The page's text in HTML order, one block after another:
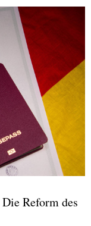
Reform des